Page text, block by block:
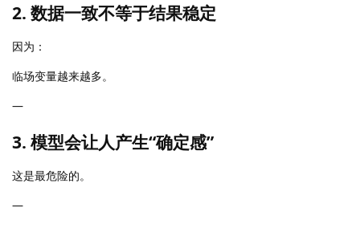
2. 数据一致不等于结果稳定
因为：
临场变量越来越多。
—
3. 模型会让人产生“确定感”
这是最危险的。
—